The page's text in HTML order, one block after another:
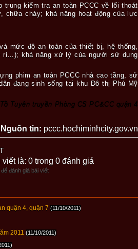
kiểm tra an toàn PCCC về lối thoát
chữa cháy; khả năng hoạt động của lực
mức độ an toàn của thiết bị, hệ thống,
rỉ…); khả năng xử lý của người sử dụng
phim an toàn PCCC nhà cao tầng, sử
đang sinh sống tại khu Đô thị Phú Mỹ
Tồ Tuyên truyền Phòng CS PC&CC quận 4
Nguồn tin: pccc.hochiminhcity.gov.vn
là: 0 trong 0 đánh giá
đánh giá bài viết
quận 4, quận 7 (11/10/2011)
2011 (11/10/2011)